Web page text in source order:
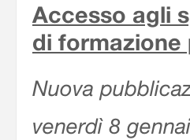
Accesso agli
di formazione
Nuova
venerdì 8